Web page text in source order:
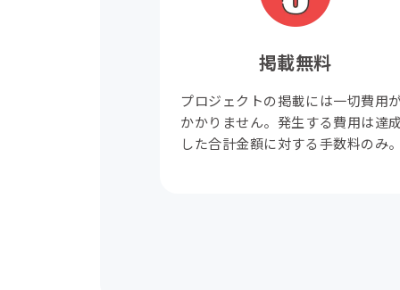
掲載無料
プロジェクトの掲載には一切費用
かかりません。発生する費用は達
した合計金額に対する手数料のみ